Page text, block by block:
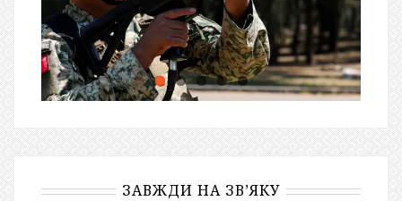
ЗАВЖДИ НА ЗВ’ЯКУ